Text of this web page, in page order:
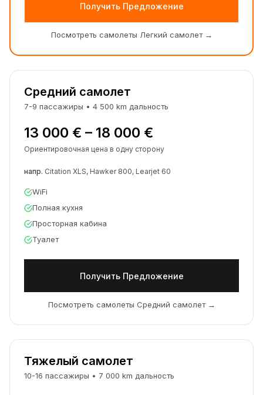
Получить Предложение
Посмотреть самолеты Легкий самолет→
Средний самолет
7-9 пассажиры • 4 500 km дальность
13 000 € – 18 000 €
Ориентировочная цена в одну сторону
напр. Citation XLS, Hawker 800, Learjet 60
WiFi
Полная кухня
Просторная кабина
Туалет
Получить Предложение
Посмотреть самолеты Средний самолет→
Тяжелый самолет
10-16 пассажиры • 7 000 km дальность